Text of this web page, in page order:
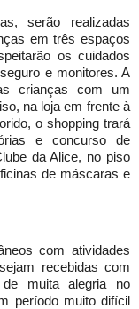
serão realizadas
em três espaços
os cuidados
e monitores. A
crianças com um
na loja em frente à
o shopping trará
e concurso de
da Alice, no piso
de máscaras e
com atividades
recebidas com
muita alegria no
período muito difícil